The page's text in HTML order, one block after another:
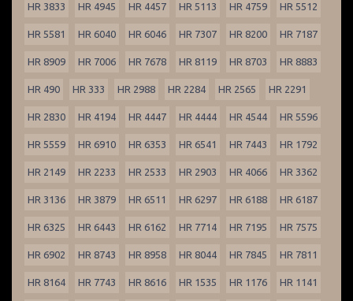
HR 3833 HR 4945 HR 4457 HR 5113 HR 4759 HR 5512
HR 5581 HR 6040 HR 6046 HR 7307 HR 8200 HR 7187
HR 8909 HR 7006 HR 7678 HR 8119 HR 8703 HR 8883
HR 490 HR 333 HR 2988 HR 2284 HR 2565 HR 2291
HR 2830 HR 4194 HR 4447 HR 4444 HR 4544 HR 5596
HR 5559 HR 6910 HR 6353 HR 6541 HR 7443 HR 1792
HR 2149 HR 2233 HR 2533 HR 2903 HR 4066 HR 3362
HR 3136 HR 3879 HR 6511 HR 6297 HR 6188 HR 6187
HR 6325 HR 6443 HR 6162 HR 7714 HR 7195 HR 7575
HR 6902 HR 8743 HR 8958 HR 8044 HR 7845 HR 7811
HR 8164 HR 7743 HR 8616 HR 1535 HR 1176 HR 1141